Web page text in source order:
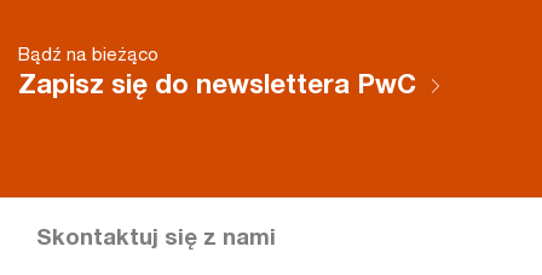
Bądź na bieżąco
Zapisz się do newslettera PwC
Skontaktuj się z nami